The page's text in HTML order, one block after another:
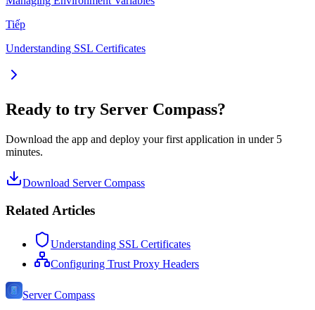
Tiếp
Understanding SSL Certificates
Ready to try Server Compass?
Download the app and deploy your first application in under 5
minutes.
Download Server Compass
Related Articles
Understanding SSL Certificates
Configuring Trust Proxy Headers
Server Compass